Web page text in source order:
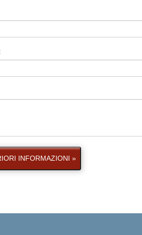
INFORMAZIONI »